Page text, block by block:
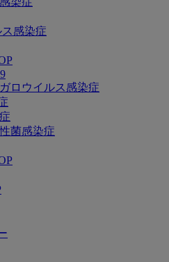
ス感染症
ロウイルス感染症
菌感染症